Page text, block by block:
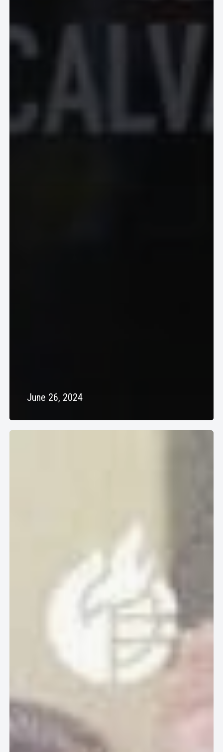
June 26, 2024